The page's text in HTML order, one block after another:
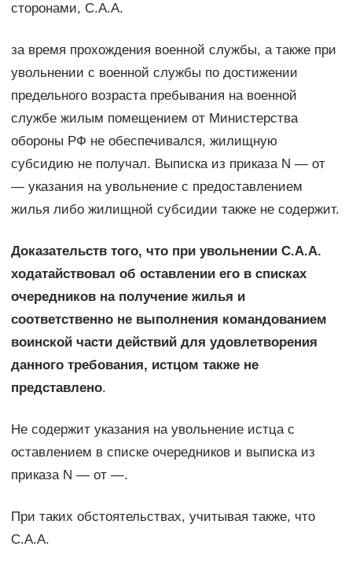
сторонами, С.А.А.
за время прохождения военной службы, а также при
увольнении с военной службы по достижении
предельного возраста пребывания на военной
службе жилым помещением от Министерства
обороны РФ не обеспечивался, жилищную
субсидию не получал. Выписка из приказа N — от
— указания на увольнение с предоставлением
жилья либо жилищной субсидии также не содержит.
Доказательств того, что при увольнении С.А.А.
ходатайствовал об оставлении его в списках
очередников на получение жилья и
соответственно не выполнения командованием
воинской части действий для удовлетворения
данного требования, истцом также не
представлено.
Не содержит указания на увольнение истца с
оставлением в списке очередников и выписка из
приказа N — от —.
При таких обстоятельствах, учитывая также, что
С.А.А.